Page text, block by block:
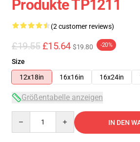
Produkte TP1211
(2 customer reviews)
£19.55 £15.64 $19.80 -20%
Size
12x18in
16x16in 16x24in
Größentabelle anzeigen
IN DEN